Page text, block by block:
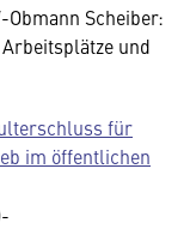
Scheiber:
und
für
im öffentlichen